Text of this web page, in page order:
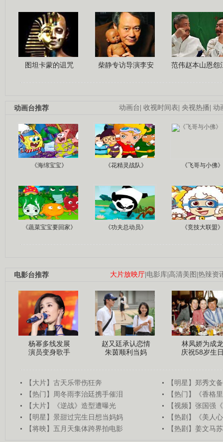
图坦卡蒙的诅咒 柴静专访导演李安 范伟赵本山恩怨
动画台| 收视时间表| 央视热播| 动
动画台推荐
《海绵宝宝》 《花精灵战队》 《飞哥与小佛》
《蔬菜宝宝要回家》 《功夫总动员》 《竞技大联盟》
大片放映厅|电影库|高清美图 |热辣资
电影台推荐
杨幂多线发展
演员变身歌手
赵又廷承认恋情
朱茵顺利当妈
林凤娇为成龙
庆祝58岁生
【大片】古天乐带伤狂奔
【明星】郑秀文
【热门】周冬雨李治廷携手催泪
【热门】《香格
【大片】《逆战》造型遭曝光
【视频】张国强
【明星】景甜过完生日想当妈妈
【热剧】《美人
【将映】五月天集体跨界拍电影
【热剧】姜文马